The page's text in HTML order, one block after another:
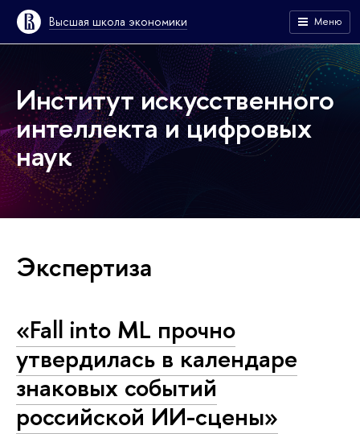
Высшая школа экономики Меню
Институт искусственного
интеллекта и цифровых
наук
Экспертиза
«Fall into ML прочно
утвердилась в календаре
знаковых событий
российской ИИ-сцены»